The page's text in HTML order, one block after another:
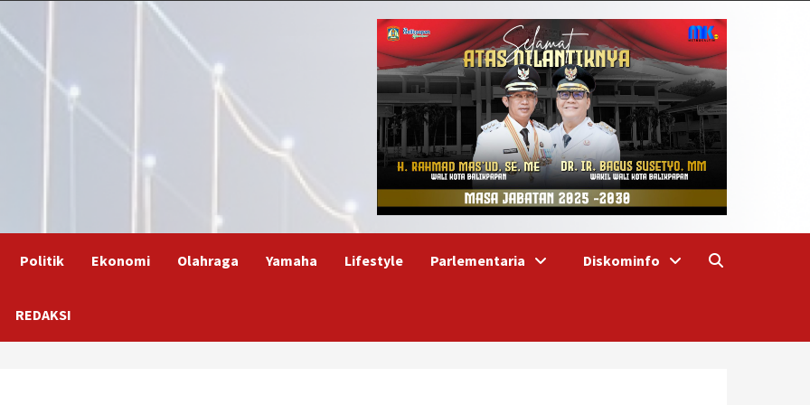
Politik Ekonomi Olahraga Yamaha Lifestyle Parlementaria Diskominfo
REDAKSI